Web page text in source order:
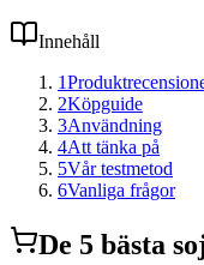
Innehåll
1
2Köpguide
3Användning
4Att tänka på
5Vår testmetod
6Vanliga frågor
De 5 bästa